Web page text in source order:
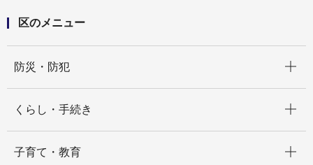
区のメニュー
防災・防犯
くらし・手続き
子育て・教育